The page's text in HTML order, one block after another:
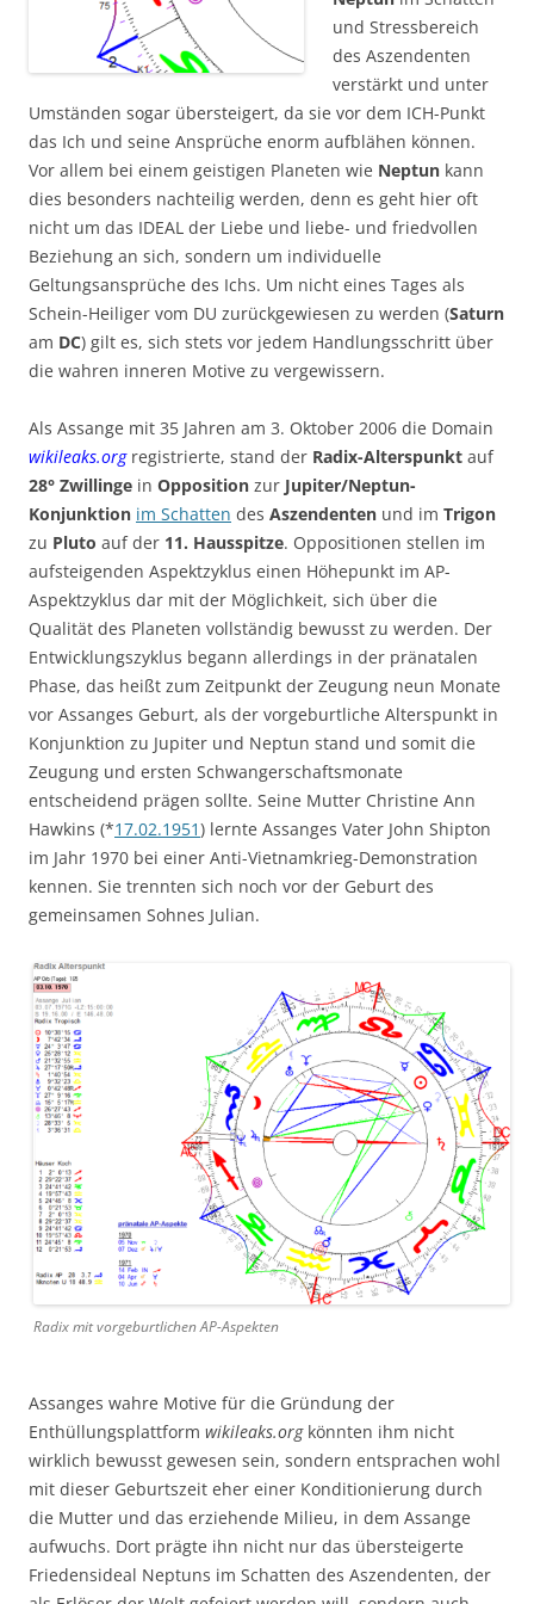
und Stressbereich
des Aszendenten
verstärkt und unter
Umständen sogar übersteigert, da sie vor dem ICH-Punkt
das Ich und seine Ansprüche enorm aufblähen können.
Vor allem bei einem geistigen Planeten wie Neptun kann
dies besonders nachteilig werden, denn es geht hier oft
nicht um das IDEAL der Liebe und liebe- und friedvollen
Beziehung an sich, sondern um individuelle
Geltungsansprüche des Ichs. Um nicht eines Tages als
Schein-Heiliger vom DU zurückgewiesen zu werden (Saturn
am DC) gilt es, sich stets vor jedem Handlungsschritt über
die wahren inneren Motive zu vergewissern.
Als Assange mit 35 Jahren am 3. Oktober 2006 die Domain
wikileaks.org registrierte, stand der Radix-Alterspunkt auf
28° Zwillinge in Opposition zur Jupiter/Neptun-
Konjunktion im Schatten des Aszendenten und im Trigon
zu Pluto auf der 11. Hausspitze. Oppositionen stellen im
aufsteigenden Aspektzyklus einen Höhepunkt im AP-
Aspektzyklus dar mit der Möglichkeit, sich über die
Qualität des Planeten vollständig bewusst zu werden. Der
Entwicklungszyklus begann allerdings in der pränatalen
Phase, das heißt zum Zeitpunkt der Zeugung neun Monate
vor Assanges Geburt, als der vorgeburtliche Alterspunkt in
Konjunktion zu Jupiter und Neptun stand und somit die
Zeugung und ersten Schwangerschaftsmonate
entscheidend prägen sollte. Seine Mutter Christine Ann
Hawkins (*17.02.1951) lernte Assanges Vater John Shipton
im Jahr 1970 bei einer Anti-Vietnamkrieg-Demonstration
kennen. Sie trennten sich noch vor der Geburt des
gemeinsamen Sohnes Julian.
Radix mit vorgeburtlichen AP-Aspekten
Assanges wahre Motive für die Gründung der
Enthüllungsplattform wikileaks.orgkönnten ihm nicht
wirklich bewusst gewesen sein, sondern entsprachen wohl
mit dieser Geburtszeit eher einer Konditionierung durch
die Mutter und das erziehende Milieu, in dem Assange
aufwuchs. Dort prägte ihn nicht nur das übersteigerte
Friedensideal Neptuns im Schatten des Aszendenten, der